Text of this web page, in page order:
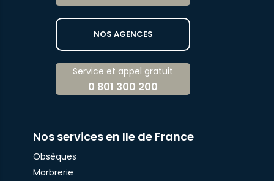
NOS AGENCES
Service et appel gratuit
0 801 300 200
Nos services en Ile de France
Obsèques
Marbrerie